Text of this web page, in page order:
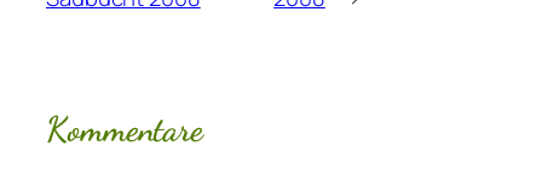
Kommentare